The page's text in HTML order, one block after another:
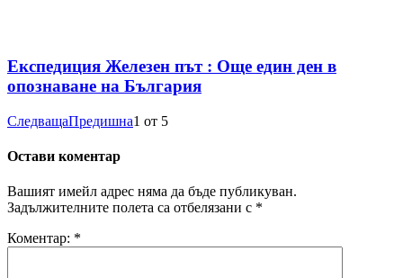
Експедиция Железен път : Още един ден в
опознаване на България
СледващаПредишна1 от 5
Остави коментар
Вашият имейл адрес няма да бъде публикуван.
Задължителните полета са отбелязани с *
Коментар: *